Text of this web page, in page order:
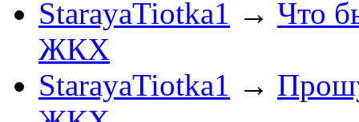
StarayaTiotka1 → Что
ЖКХ
StarayaTiotka1 →